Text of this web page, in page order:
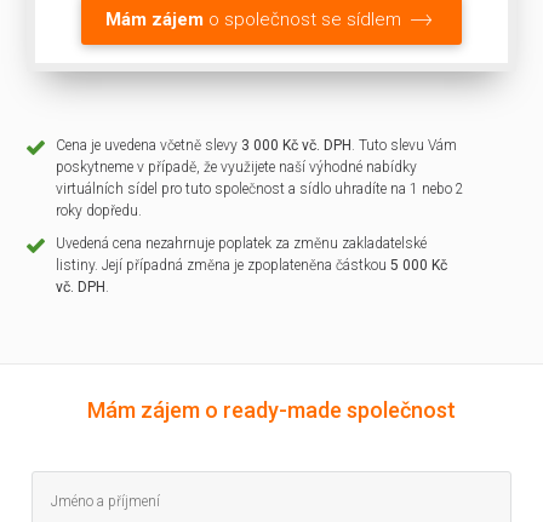
Mám zájem o společnost se sídlem
Cena je uvedena včetně slevy 3 000 Kč vč. DPH . Tuto slevu Vám
poskytneme v případě, že využijete naší výhodné nabídky
virtuálních sídel pro tuto společnost a sídlo uhradíte na 1 nebo 2
roky dopředu.
Uvedená cena nezahrnuje poplatek za změnu zakladatelské
listiny. Její případná změna je zpoplateněna částkou5 000 Kč
vč. DPH .
Mám zájem o ready-made společnost